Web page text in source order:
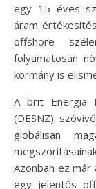
egy 15 éves
áram
offshore
folyamatosan
kormány is
A brit Energia
(DESNZ)
globálisan
Azonban ez
egy jelentős